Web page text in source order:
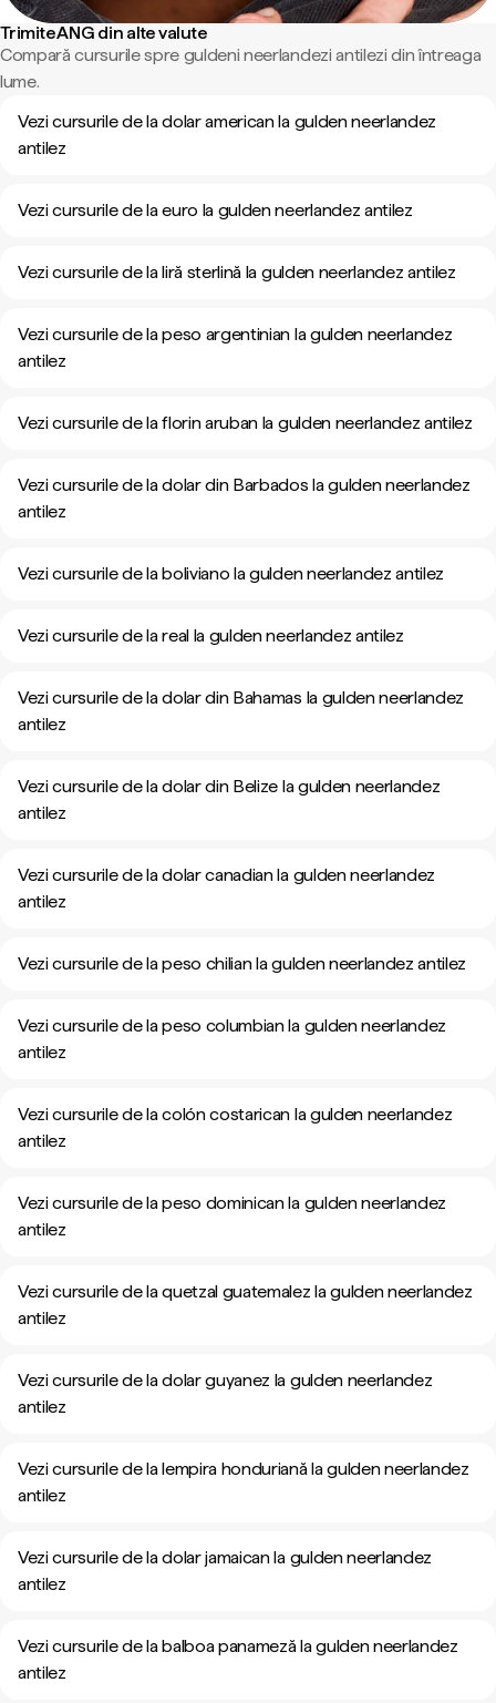
Trimite ANG din alte valute
Compară cursurile spre guldeni neerlandezi antilezi din întreaga
lume.
Vezi cursurile de la dolar american la gulden neerlandez
antilez
Vezi cursurile de la euro la gulden neerlandez antilez
Vezi cursurile de la liră sterlină la gulden neerlandez antilez
Vezi cursurile de la peso argentinian la gulden neerlandez
antilez
Vezi cursurile de la florin aruban la gulden neerlandez antilez
Vezi cursurile de la dolar din Barbados la gulden neerlandez
antilez
Vezi cursurile de la boliviano la gulden neerlandez antilez
Vezi cursurile de la real la gulden neerlandez antilez
Vezi cursurile de la dolar din Bahamas la gulden neerlandez
antilez
Vezi cursurile de la dolar din Belize la gulden neerlandez
antilez
Vezi cursurile de la dolar canadian la gulden neerlandez
antilez
Vezi cursurile de la peso chilian la gulden neerlandez antilez
Vezi cursurile de la peso columbian la gulden neerlandez
antilez
Vezi cursurile de la colón costarican la gulden neerlandez
antilez
Vezi cursurile de la peso dominican la gulden neerlandez
antilez
Vezi cursurile de la quetzal guatemalez la gulden neerlandez
antilez
Vezi cursurile de la dolar guyanez la gulden neerlandez
antilez
Vezi cursurile de la lempira honduriană la gulden neerlandez
antilez
Vezi cursurile de la dolar jamaican la gulden neerlandez
antilez
Vezi cursurile de la balboa panameză la gulden neerlandez
antilez